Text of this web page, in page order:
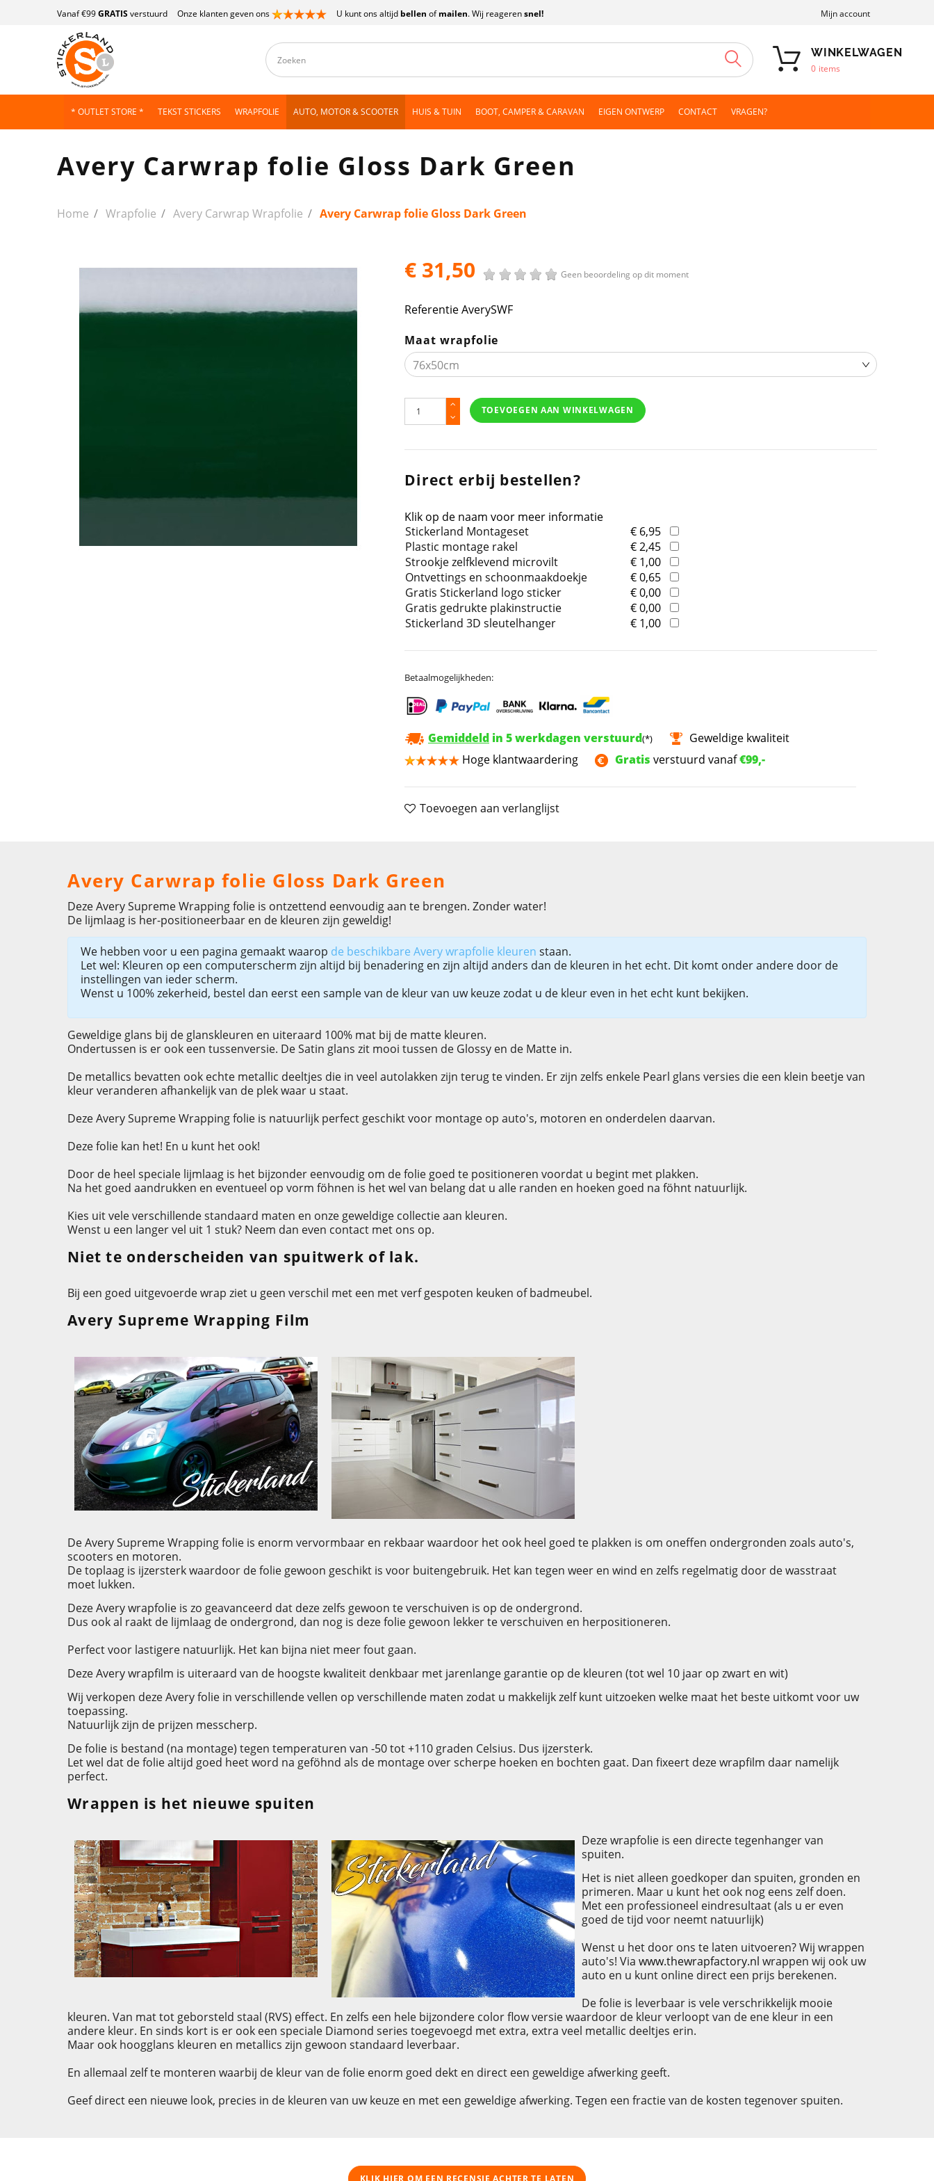
Vanaf €99GRATIS verstuurd Onze klanten geven ons U kunt ons altijd bellen ofmailen. Wij reagerensnel! Mijn account
ZOEKEN WINKELWAGEN
0 items
* OUTLET STORE * TEKST STICKERS WRAPFOLIE AUTO, MOTOR & SCOOTER HUIS & TUIN BOOT, CAMPER & CARAVAN EIGEN ONTWERP CONTACT VRAGEN?
Avery Carwrap folie Gloss Dark Green
Home Wrapfolie Avery Carwrap Wrapfolie Avery Carwrap folie Gloss Dark Green
€ 31,50 Geen beoordeling op dit moment
ReferentieAverySWF
Maat wrapfolie
TOEVOEGEN AAN WINKELWAGEN
Direct erbij bestellen?
Klik op de naam voor meer informatie
Stickerland Montageset
€ 6,95
Plastic montage rakel
€ 2,45
Strookje zelfklevend microvilt
€ 1,00
Ontvettings en schoonmaakdoekje
€ 0,65
Gratis Stickerland logo sticker
€ 0,00
Gratis gedrukte plakinstructie
€ 0,00
Stickerland 3D sleutelhanger
€ 1,00
Betaalmogelijkheden:
Gemiddeld in 5 werkdagen verstuurd(*)
Geweldige kwaliteit
Hoge klantwaardering
Gratis verstuurd vanaf€99,-
Toevoegen aan verlanglijst
Avery Carwrap folie Gloss Dark Green
Deze Avery Supreme Wrapping folie is ontzettend eenvoudig aan te brengen. Zonder water!
De lijmlaag is her-positioneerbaar en de kleuren zijn geweldig!
We hebben voor u een pagina gemaakt waarop de beschikbare Avery wrapfolie kleuren staan.
Let wel: Kleuren op een computerscherm zijn altijd bij benadering en zijn altijd anders dan de kleuren in het echt. Dit komt onder andere door de
instellingen van ieder scherm.
Wenst u 100% zekerheid, bestel dan eerst een sample van de kleur van uw keuze zodat u de kleur even in het echt kunt bekijken.
Geweldige glans bij de glanskleuren en uiteraard 100% mat bij de matte kleuren.
Ondertussen is er ook een tussenversie. De Satin glans zit mooi tussen de Glossy en de Matte in.
De metallics bevatten ook echte metallic deeltjes die in veel autolakken zijn terug te vinden. Er zijn zelfs enkele Pearl glans versies die een klein beetje van
kleur veranderen afhankelijk van de plek waar u staat.
Deze Avery Supreme Wrapping folie is natuurlijk perfect geschikt voor montage op auto's, motoren en onderdelen daarvan.
Deze folie kan het! En u kunt het ook!
Door de heel speciale lijmlaag is het bijzonder eenvoudig om de folie goed te positioneren voordat u begint met plakken.
Na het goed aandrukken en eventueel op vorm föhnen is het wel van belang dat u alle randen en hoeken goed na föhnt natuurlijk.
Kies uit vele verschillende standaard maten en onze geweldige collectie aan kleuren.
Wenst u een langer vel uit 1 stuk? Neem dan even contact met ons op.
Niet te onderscheiden van spuitwerk of lak.
Bij een goed uitgevoerde wrap ziet u geen verschil met een met verf gespoten keuken of badmeubel.
Avery Supreme Wrapping Film
De Avery Supreme Wrapping folie is enorm vervormbaar en rekbaar waardoor het ook heel goed te plakken is om oneffen ondergronden zoals auto's,
scooters en motoren.
De toplaag is ijzersterk waardoor de folie gewoon geschikt is voor buitengebruik. Het kan tegen weer en wind en zelfs regelmatig door de wasstraat
moet lukken.
Deze Avery wrapfolie is zo geavanceerd dat deze zelfs gewoon te verschuiven is op de ondergrond.
Dus ook al raakt de lijmlaag de ondergrond, dan nog is deze folie gewoon lekker te verschuiven en herpositioneren.
Perfect voor lastigere natuurlijk. Het kan bijna niet meer fout gaan.
Deze Avery wrapfilm is uiteraard van de hoogste kwaliteit denkbaar met jarenlange garantie op de kleuren (tot wel 10 jaar op zwart en wit)
Wij verkopen deze Avery folie in verschillende vellen op verschillende maten zodat u makkelijk zelf kunt uitzoeken welke maat het beste uitkomt voor uw
toepassing.
Natuurlijk zijn de prijzen messcherp.
De folie is bestand (na montage) tegen temperaturen van -50 tot +110 graden Celsius. Dus ijzersterk.
Let wel dat de folie altijd goed heet word na geföhnd als de montage over scherpe hoeken en bochten gaat. Dan fixeert deze wrapfilm daar namelijk
perfect.
Wrappen is het nieuwe spuiten
Deze wrapfolie is een directe tegenhanger van
spuiten.
Het is niet alleen goedkoper dan spuiten, gronden en
primeren. Maar u kunt het ook nog eens zelf doen.
Met een professioneel eindresultaat (als u er even
goed de tijd voor neemt natuurlijk)
Wenst u het door ons te laten uitvoeren? Wij wrappen
auto's! Via www.thewrapfactory.nl wrappen wij ook uw
auto en u kunt online direct een prijs berekenen.
De folie is leverbaar is vele verschrikkelijk mooie
kleuren. Van mat tot geborsteld staal (RVS) effect. En zelfs een hele bijzondere color flow versie waardoor de kleur verloopt van de ene kleur in een
andere kleur. En sinds kort is er ook een speciale Diamond series toegevoegd met extra, extra veel metallic deeltjes erin.
Maar ook hoogglans kleuren en metallics zijn gewoon standaard leverbaar.
En allemaal zelf te monteren waarbij de kleur van de folie enorm goed dekt en direct een geweldige afwerking geeft.
Geef direct een nieuwe look, precies in de kleuren van uw keuze en met een geweldige afwerking. Tegen een fractie van de kosten tegenover spuiten.